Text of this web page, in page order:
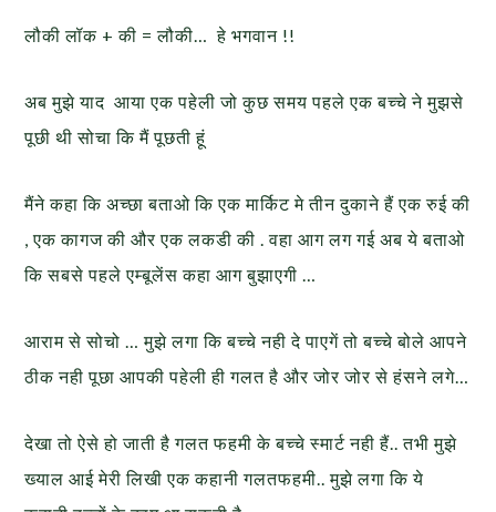
लौकी लॉक + की = लौकी… हे भगवान !!
अब मुझे याद आया एक पहेली जो कुछ समय पहले एक बच्चे ने मुझसे
पूछी थी सोचा कि मैं पूछती हूं
मैंने कहा कि अच्छा बताओ कि एक मार्किट मे तीन दुकाने हैं एक रुई की
, एक कागज की और एक लकडी की . वहा आग लग गई अब ये बताओ
कि सबसे पहले एम्बूलेंस कहा आग बुझाएगी …
आराम से सोचो … मुझे लगा कि बच्चे नही दे पाएगें तो बच्चे बोले आपने
ठीक नही पूछा आपकी पहेली ही गलत है और जोर जोर से हंसने लगे…
देखा तो ऐसे हो जाती है गलत फहमी के बच्चे स्मार्ट नही हैं.. तभी मुझे
ख्याल आई मेरी लिखी एक कहानी गलतफहमी.. मुझे लगा कि ये